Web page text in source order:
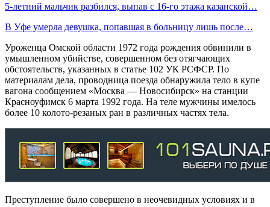
5-летний мальчик разбился, выпав с 16-го этажа казанской…
В Уфе умерла девушка, попавшая в больницу лишь после…
Уроженца Омской области 1972 года рождения обвинили в
умышленном убийстве, совершенном без отягчающих
обстоятельств, указанных в статье 102 УК РСФСР. По
материалам дела, проводница поезда обнаружила тело в купе
вагона сообщением «Москва — Новосибирск» на станции
Красноуфимск 6 марта 1992 года. На теле мужчины имелось
более 10 колото-резаных ран в различных частях тела.
Преступление было совершено в неочевидных условиях и в